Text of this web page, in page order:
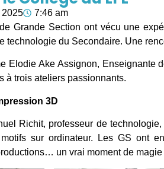
2025
7:46 am
Grande Section ont vécu une
technologie du Secondaire. Une
Elodie Ake Assignon, Enseignante
à trois ateliers passionnants.
3D
Richit, professeur de
sur ordinateur. Les GS ont
un vrai moment de magie